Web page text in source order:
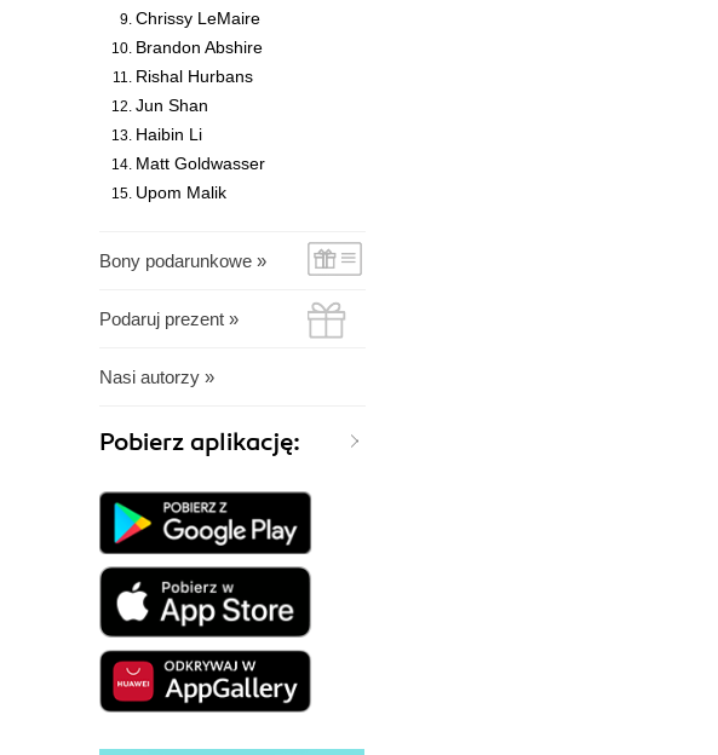
Chrissy LeMaire
Brandon Abshire
Rishal Hurbans
Jun Shan
Haibin Li
Matt Goldwasser
Upom Malik
Bony podarunkowe »
Podaruj prezent »
Nasi autorzy »
Pobierz aplikację: